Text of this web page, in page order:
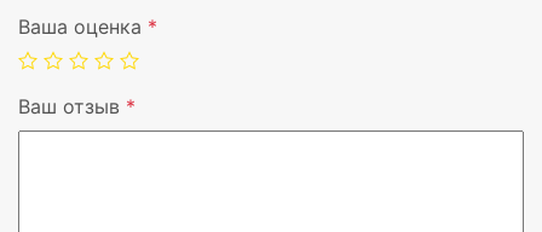
Концентратор USB
Ваша оценка *
Ваш отзыв *